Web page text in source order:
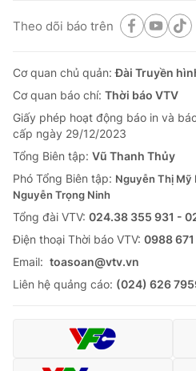
Theo dõi báo trên
Cơ quan chủ quản:Đài Truyền
Cơ quan báo chí: Thời báo VTV
Giấy phép hoạt động báo in và
cấp ngày 29/12/2023
Tổng Biên tập: Vũ Thanh Thủy
Phó Tổng Biên tập: Nguyễn Thị Mỹ
Nguyễn Trọng Ninh
Tổng đài VTV: 024.38 355 931 -
Ðiện thoại Thời báo VTV: 0988 671
Email: toasoan@vtv.vn
Liên hệ quảng cáo: (024) 626